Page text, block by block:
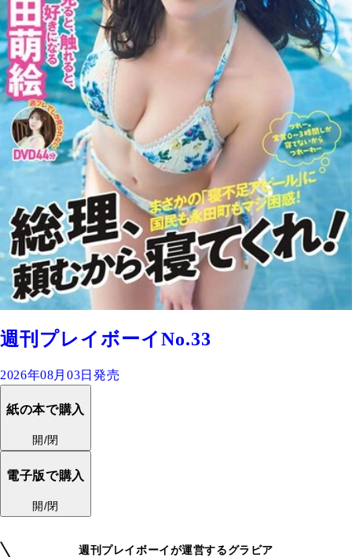
週刊プレイボーイNo.33
2026年08月03日発売
紙の本で購入
開/閉
電子版で購入
開/閉
週刊プレイボーイが運営するグラビア